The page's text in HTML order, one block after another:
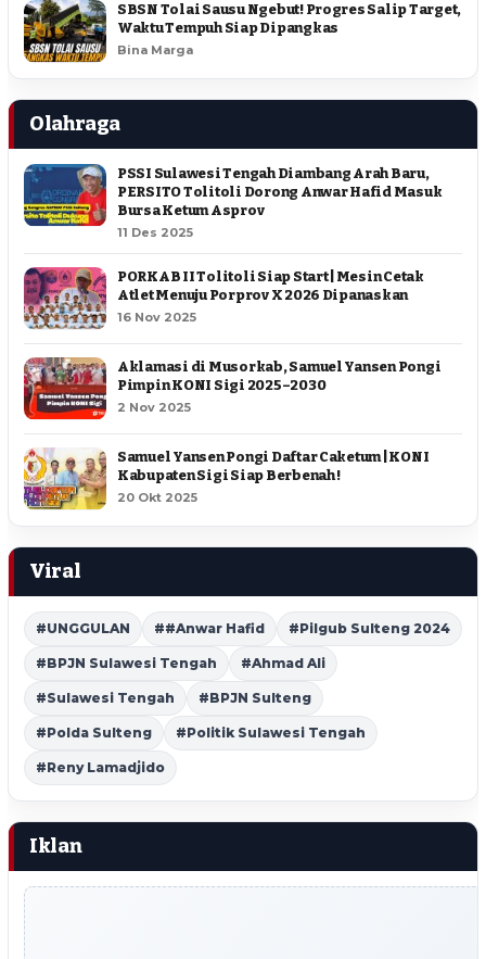
SBSN Tolai Sausu Ngebut! Progres Salip Target,
Waktu Tempuh Siap Dipangkas
Bina Marga
Olahraga
PSSI Sulawesi Tengah Diambang Arah Baru,
PERSITO Tolitoli Dorong Anwar Hafid Masuk
Bursa Ketum Asprov
11 Des 2025
PORKAB II Tolitoli Siap Start | Mesin Cetak
Atlet Menuju Porprov X 2026 Dipanaskan
16 Nov 2025
Aklamasi di Musorkab, Samuel Yansen Pongi
Pimpin KONI Sigi 2025–2030
2 Nov 2025
Samuel Yansen Pongi Daftar Caketum | KONI
Kabupaten Sigi Siap Berbenah !
20 Okt 2025
Viral
#UNGGULAN ##Anwar Hafid #Pilgub Sulteng 2024
#BPJN Sulawesi Tengah #Ahmad Ali
#Sulawesi Tengah #BPJN Sulteng
#Polda Sulteng #Politik Sulawesi Tengah
#Reny Lamadjido
Iklan